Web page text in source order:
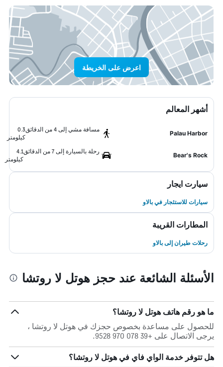
اعرض على الخريطة
أشهر المعالم
Palau Harbor
مسافة مشي إلى 4 من الدقائق
0.3
كيلومتر
Bear's Rock
رحلة بالسيارة إلى 7 من الدقائق
4.1
كيلومتر
سيارت ايجار
سيارات للاستئجار في بالاو
المطارات القريبة
رحلات طيران إلى بالاو
الأسئلة الشائعة عند حجز هوتل لا روتشا
ما هو رقم هاتف هوتل لا روتشا؟
للحصول على مساعدة بخصوص حجزك في هوتل لا روتشا ،
يرجى الاتصال على +39 078 970 9528.
هل تتوفر خدمة الواي فاي في هوتل لا روتشا؟